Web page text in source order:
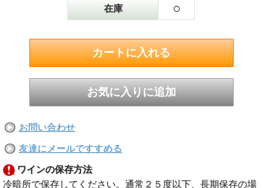
在庫 ○
お問い合わせ
友達にメールですすめる
ワインの保存方法
冷暗所で保存してください。通常２５度以下、長期保存の場